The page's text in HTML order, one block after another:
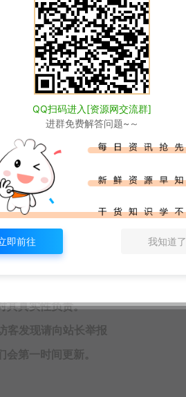
点赞 (0)
法用途。如有侵权，请联系站长
本站不贩卖任何资源
其真实性负责。
客发现请向站长举报
第一时间更新。
QQ扫码进入[资源网交流群]
进群免费解答问题~～
即前往 我知道了